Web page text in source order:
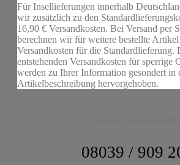
Für Insellieferungen innerhalb
wir zusätzlich zu den
16,90 € Versandkosten. Bei Versand per
berechnen wir für weitere bestellte
Versandkosten für die Standardlieferung.
entstehenden Versandkosten für sperrige
werden zu Ihrer Information gesondert in
Artikelbeschreibung hervorgehoben.
08039 / 909